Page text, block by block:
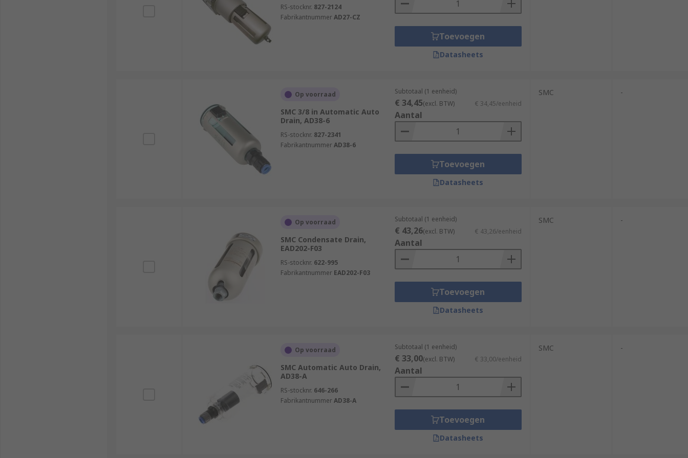
RS-stocknr. 827-2124
FabrikantnummerAD27-CZ
Toevoegen
Datasheets
Op voorraad
SMC 3/8 in Automatic Auto
Drain, AD38-6
RS-stocknr. 827-2341
FabrikantnummerAD38-6
Subtotaal (1 eenheid)
€ 34,45(excl. BTW) € 34,45/eenheid
Aantal
Toevoegen
Datasheets
SMC -
Op voorraad
SMC Condensate Drain,
EAD202-F03
RS-stocknr. 622-995
Fabrikantnummer EAD202-F03
Subtotaal (1 eenheid)
€ 43,26(excl. BTW) € 43,26/eenheid
Aantal
Toevoegen
Datasheets
SMC -
Op voorraad
SMC Automatic Auto Drain,
AD38-A
RS-stocknr. 646-266
FabrikantnummerAD38-A
Subtotaal (1 eenheid)
€ 33,00(excl. BTW) € 33,00/eenheid
Aantal
Toevoegen
Datasheets
SMC -